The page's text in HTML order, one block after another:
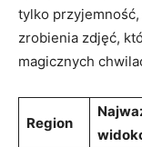
tylko⁤ przyjemność,
⁣zrobienia⁤ zdjęć,
magicznych
Region